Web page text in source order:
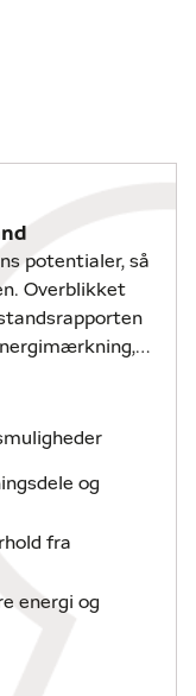
vil sætte
udgang til den
på en støbt høj
bruseniche og
to dejlige
et varmt, roligt
husets gode
fra
og høj komfort.
af luft-til-
gulvarme er
- sådan et
potentialer, så
Overblikket
og
fra
energi og